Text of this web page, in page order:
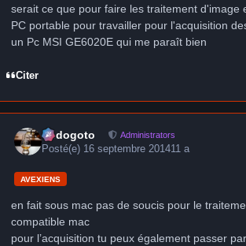
serait ce que pour faire les traitement d'image
PC portable pour travailler pour l'acquisition
un Pc MSI GE6020E qui me paraît bien
Citer
frédogoto Administrators
Posté(e) 16 septembre 201411 a
AVEXIENS
en fait sous mac pas de soucis pour le
compatible mac
pour l’acquisition tu peux également passer